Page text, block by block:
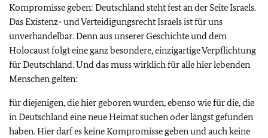
Kompromisse geben: Deutschland steht fest an der Seite Israels.
Das Existenz- und Verteidigungsrecht Israels ist für uns
unverhandelbar. Denn aus unserer Geschichte und dem
Holocaust folgt eine ganz besondere, einzigartige Verpflichtung
für Deutschland. Und das muss wirklich für alle hier lebenden
Menschen gelten:
für diejenigen, die hier geboren wurden, ebenso wie für die, die
in Deutschland eine neue Heimat suchen oder längst gefunden
haben. Hier darf es keine Kompromisse geben und auch keine